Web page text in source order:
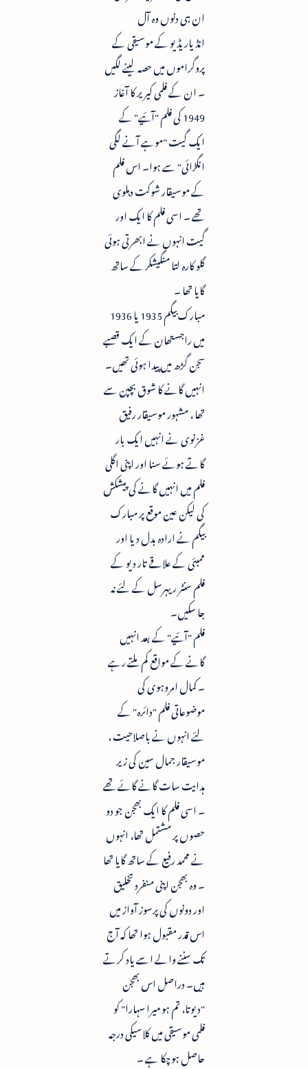
ان ہی دنوں وہ آل
انڈیاریڈیو کے موسیقی کے
پروگراموں میں حصہ لینے لگیں
۔ ان کے فلمی کیریر کا آغاز
1949 کی فلم "آئیے" کے
ایک گیت "موہے آنے لگی
انگڑائی" سے ہوا۔ اس فلم
کے موسیقار شوکت دہلوی
تھے ۔ اسی فلم کا ایک اور
گیت انہوں نے ابھرتی ہوئی
گلو کارہ لتا منگیشکر کے ساتھ
گایا تھا ۔
مبارک بیگم 1935 یا 1936
میں راجستھان کے ایک قصبے
سجن گڑھ میں پیدا ہوئی تھیں۔
انہیں گانے کا شوق بچپن سے
تھا ، مشہور موسیقار رفیق
غزنوی نے انہیں ایک بار
گاتے ہوئے سنا اور اپنی اگلی
فلم میں انہیں گانے کی پیشکش
کی لیکن عین موقع پر مبارک
بیگم نے ارادہ بدل دیا اور
ممبئی کے علاقے تار دیو کے
فلم سنٹر ریہرسل کے لئے نہ
جا سکیں۔
فلم "آئیے" کے بعد انہیں
گانے کے مواقع کم ملتے رہے
۔ کمال امروہوی کی
موضوعاتی فلم "دائرہ" کے
لئے انہوں نے باصلاحیت ،
موسیقار جمال سین کی زیر
ہدایت سات گانے گائے تھے
۔ اسی فلم کا ایک بھجن جو دو
حصوں پر مشتمل تھا، انہوں
نے محمد رفیع کے ساتھ گایا تھا
۔ وہ بھجن اپنی منفرد تخلیق
اور دونوں کی پرسوز آواز میں
اس قدر مقبول ہوا تھا کہ آج
تک سننے والے اسے یاد کرتے
ہیں۔ دراصل اس بھجن
"دیوتا، تم ہو میرا سہارا" کو
فلمی موسیقی میں کلاسیکی درجہ
حاصل ہوچکا ہے ۔